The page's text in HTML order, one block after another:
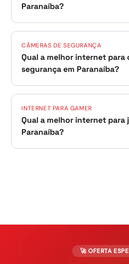
Paranaíba?
CÂMERAS DE SEGURANÇA
Qual a melhor internet para
segurança em Paranaíba?
INTERNET PARA GAMER
Qual a melhor internet para
Paranaíba?
🚀 OFERTA